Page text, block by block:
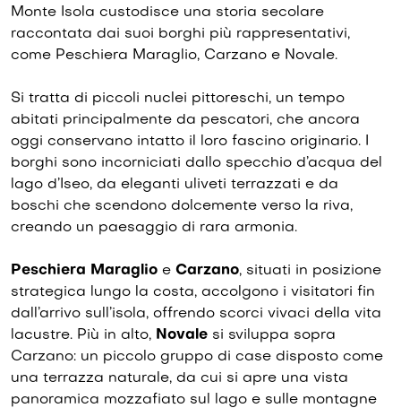
Monte Isola custodisce una storia secolare
raccontata dai suoi borghi più rappresentativi,
come Peschiera Maraglio, Carzano e Novale.
Si tratta di piccoli nuclei pittoreschi, un tempo
abitati principalmente da pescatori, che ancora
oggi conservano intatto il loro fascino originario. I
borghi sono incorniciati dallo specchio d’acqua del
lago d’Iseo, da eleganti uliveti terrazzati e da
boschi che scendono dolcemente verso la riva,
creando un paesaggio di rara armonia.
Peschiera Maraglio e Carzano, situati in posizione
strategica lungo la costa, accolgono i visitatori fin
dall’arrivo sull’isola, offrendo scorci vivaci della vita
lacustre. Più in alto, Novale si sviluppa sopra
Carzano: un piccolo gruppo di case disposto come
una terrazza naturale, da cui si apre una vista
panoramica mozzafiato sul lago e sulle montagne